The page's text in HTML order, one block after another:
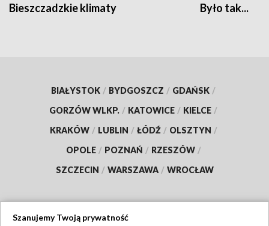
Bieszczadzkie klimaty Było tak...
BIAŁYSTOK / BYDGOSZCZ / GDAŃSK /
GORZÓW WLKP. / KATOWICE / KIELCE /
KRAKÓW / LUBLIN / ŁÓDŹ / OLSZTYN /
OPOLE / POZNAŃ / RZESZÓW /
SZCZECIN / WARSZAWA / WROCŁAW
Szanujemy Twoją prywatność